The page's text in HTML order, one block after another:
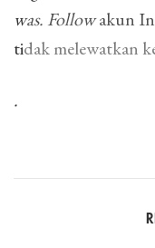
was. Followakun
tidak melewatkan
.